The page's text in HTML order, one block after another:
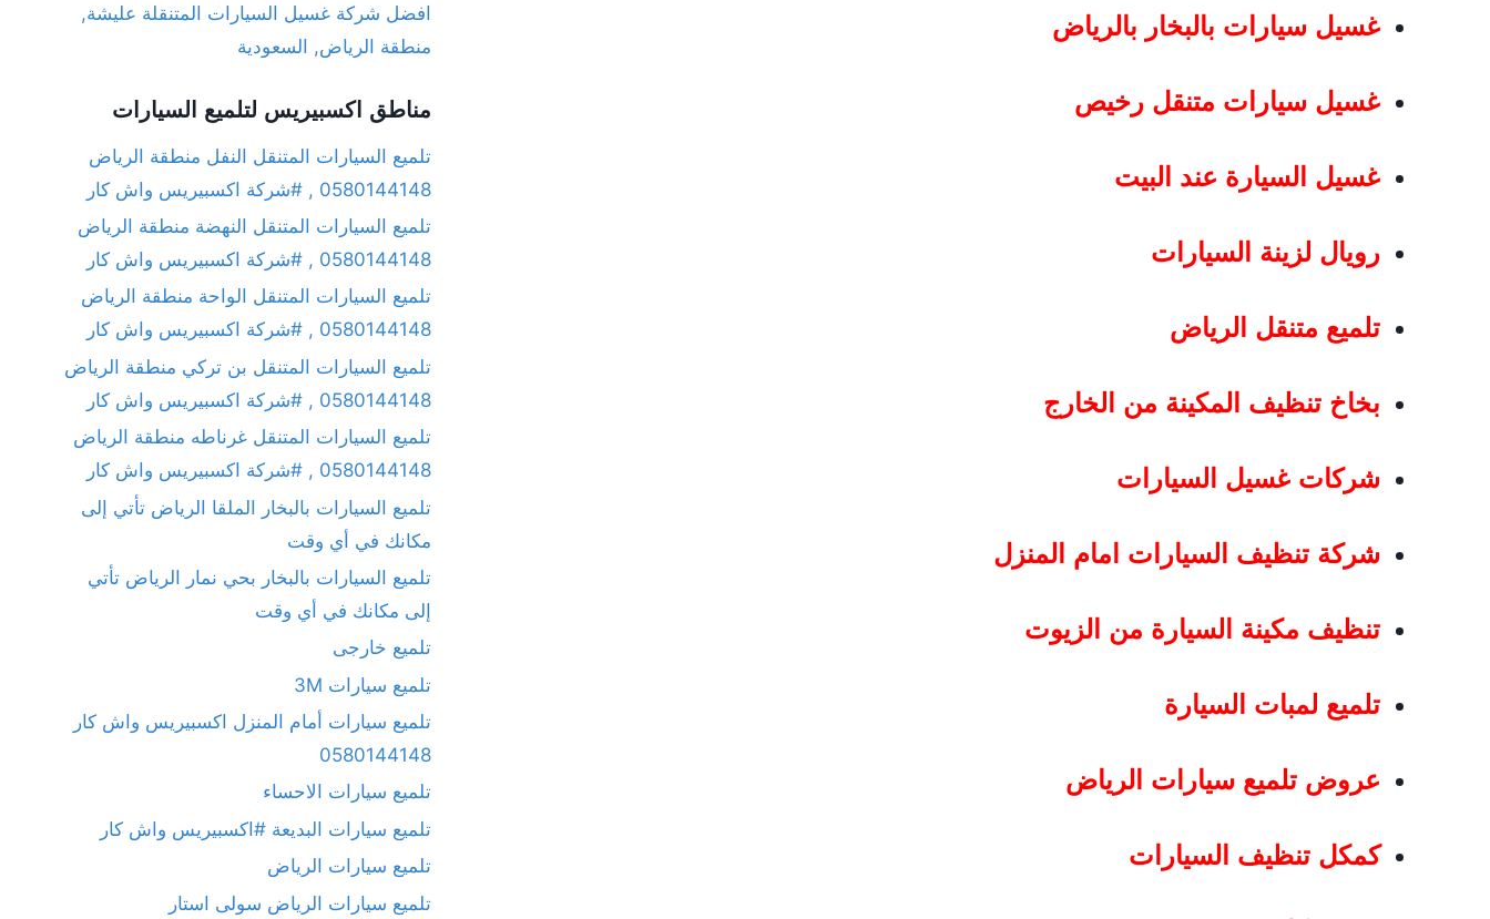
غسيل سيارات بالبخار بالرياض
غسيل سيارات متنقل رخيص
غسيل السيارة عند البيت
رويال لزينة السيارات
تلميع متنقل الرياض
بخاخ تنظيف المكينة من الخارج
شركات غسيل السيارات
شركة تنظيف السيارات امام المنزل
تنظيف مكينة السيارة من الزيوت
تلميع لمبات السيارة
عروض تلميع سيارات الرياض
كمكل تنظيف السيارات
افضل شركة غسيل السيارات المتنقلة عليشة,
منطقة الرياض, السعودية
مناطق اكسبيريس لتلميع السيارات
تلميع السيارات المتنقل النفل منطقة الرياض
0580144148 , #شركة اكسبيريس واش كار
تلميع السيارات المتنقل النهضة منطقة الرياض
0580144148 , #شركة اكسبيريس واش كار
تلميع السيارات المتنقل الواحة منطقة الرياض
0580144148 , #شركة اكسبيريس واش كار
تلميع السيارات المتنقل بن تركي منطقة الرياض
0580144148 , #شركة اكسبيريس واش كار
تلميع السيارات المتنقل غرناطه منطقة الرياض
0580144148 , #شركة اكسبيريس واش كار
تلميع السيارات بالبخار الملقا الرياض تأتي إلى
مكانك في أي وقت
تلميع السيارات بالبخار بحي نمار الرياض تأتي
إلى مكانك في أي وقت
تلميع خارجى
تلميع سيارات 3M
تلميع سيارات أمام المنزل اكسبيريس واش كار
0580144148
تلميع سيارات الاحساء
تلميع سيارات البديعة #اكسبيريس واش كار
تلميع سيارات الرياض
تلميع سيارات الرياض سولى استار